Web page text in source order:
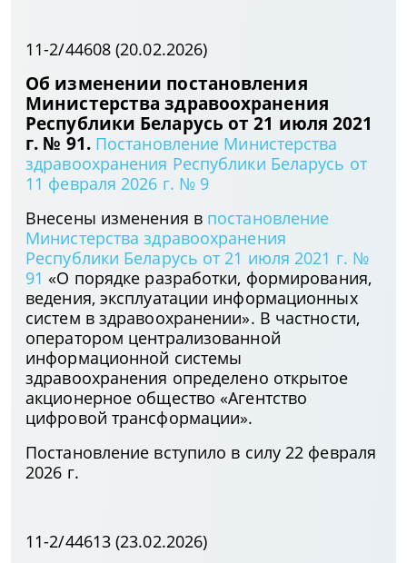
11-2/44608 (20.02.2026)
Об изменении постановления
Министерства здравоохранения
Республики Беларусь от 21 июля 2021
г. № 91. Постановление Министерства
здравоохранения Республики Беларусь от
11 февраля 2026 г. № 9
Внесены изменения в постановление
Министерства здравоохранения
Республики Беларусь от 21 июля 2021 г. №
91 «О порядке разработки, формирования,
ведения, эксплуатации информационных
систем в здравоохранении». В частности,
оператором централизованной
информационной системы
здравоохранения определено открытое
акционерное общество «Агентство
цифровой трансформации».
Постановление вступило в силу 22 февраля
2026 г.
11-2/44613 (23.02.2026)